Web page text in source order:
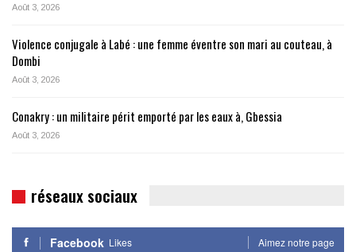
Août 3, 2026
Violence conjugale à Labé : une femme éventre son mari au couteau, à
Dombi
Août 3, 2026
Conakry : un militaire périt emporté par les eaux à, Gbessia
Août 3, 2026
réseaux sociaux
Facebook Likes Aimez notre page